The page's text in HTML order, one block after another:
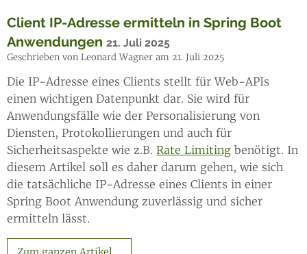
Client IP-Adresse ermitteln in Spring Boot
Anwendungen 21. Juli 2025
Geschrieben von Leonard Wagner am 21. Juli 2025
Die IP-Adresse eines Clients stellt für Web-APIs
einen wichtigen Datenpunkt dar. Sie wird für
Anwendungsfälle wie der Personalisierung von
Diensten, Protokollierungen und auch für
Sicherheitsaspekte wie z.B. Rate Limiting benötigt. In
diesem Artikel soll es daher darum gehen, wie sich
die tatsächliche IP-Adresse eines Clients in einer
Spring Boot Anwendung zuverlässig und sicher
ermitteln lässt.